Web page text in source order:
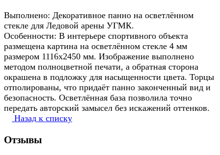
Выполнено: Декоративное панно на осветлённом
стекле для Ледовой арены УГМК.
Особенности: В интерьере спортивного объекта
размещена картина на осветлённом стекле 4 мм
размером 1116x2450 мм. Изображение выполнено
методом полноцветной печати, а обратная сторона
окрашена в подложку для насыщенности цвета. Торцы
отполированы, что придаёт панно законченный вид и
безопасность. Осветлённая база позволила точно
передать авторский замысел без искажений оттенков.
Назад к списку
Отзывы